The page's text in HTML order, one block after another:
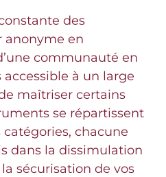
des
anonyme en
communauté en
à un large
maîtriser certains
se répartissent
chacune
dans la dissimulation
sécurisation de vos